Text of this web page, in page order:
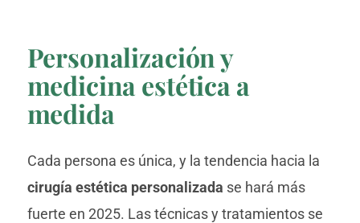
Personalización y
medicina estética a
medida
Cada persona es única, y la tendencia hacia la
cirugía estética personalizada se hará más
fuerte en 2025. Las técnicas y tratamientos se